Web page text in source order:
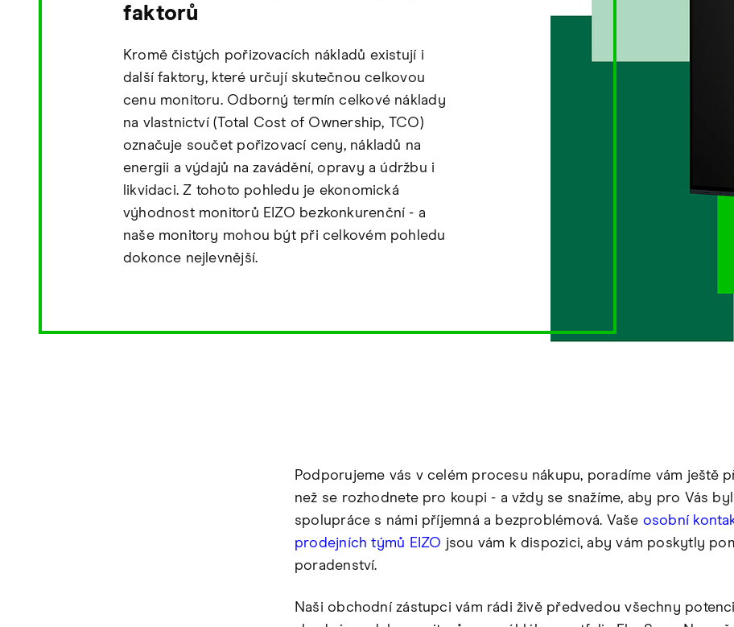
faktorů
Kromě čistých pořizovacích nákladů existují i
další faktory, které určují skutečnou celkovou
cenu monitoru. Odborný termín celkové náklady
na vlastnictví (Total Cost of Ownership, TCO)
označuje součet pořizovací ceny, nákladů na
energii a výdajů na zavádění, opravy a údržbu i
likvidaci. Z tohoto pohledu je ekonomická
výhodnost monitorů EIZO bezkonkurenční - a
naše monitory mohou být při celkovém pohledu
dokonce nejlevnější.
Podporujeme vás v celém procesu nákupu, poradíme vám ještě
než se rozhodnete pro koupi - a vždy se snažíme, aby pro Vás
spolupráce s námi příjemná a bezproblémová. Vaše osobní
prodejních týmů EIZO jsou vám k dispozici, aby vám poskytly
poradenství.
Naši obchodní zástupci vám rádi živě předvedou všechny